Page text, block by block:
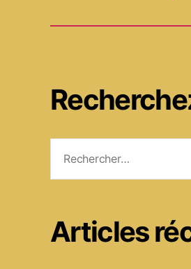
Articles